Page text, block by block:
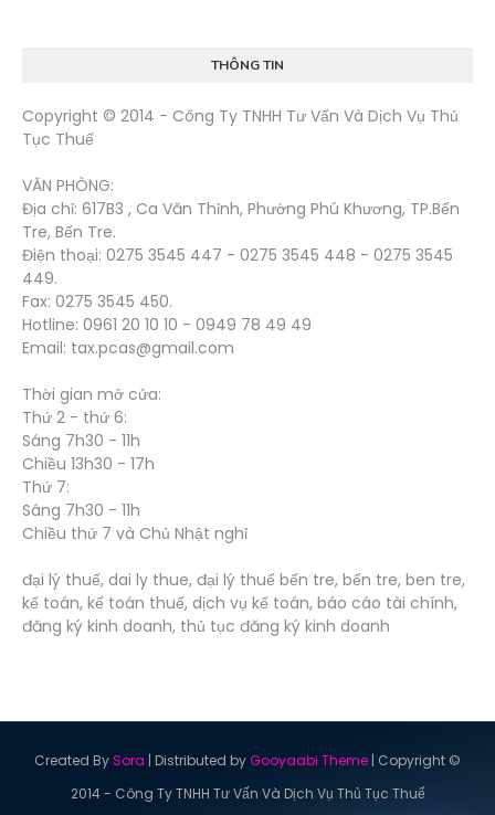
THÔNG TIN
Copyright © 2014 - Công Ty TNHH Tư Vấn Và Dịch Vụ Thủ
Tục Thuế
VĂN PHÒNG:
Địa chỉ: 617B3 , Ca Văn Thỉnh, Phường Phú Khương, TP.Bến
Tre, Bến Tre.
Điện thoại: 0275 3545 447 - 0275 3545 448 - 0275 3545
449.
Fax: 0275 3545 450.
Hotline: 0961 20 10 10 - 0949 78 49 49
Email: tax.pcas@gmail.com
Thời gian mở cửa:
Thứ 2 - thứ 6:
Sáng 7h30 - 11h
Chiều 13h30 - 17h
Thứ 7:
Sáng 7h30 - 11h
Chiều thứ 7 và Chủ Nhật nghỉ
đại lý thuế, dai ly thue, đại lý thuế bến tre, bến tre, ben tre,
kế toán, kế toán thuế, dịch vụ kế toán, báo cáo tài chính,
đăng ký kinh doanh, thủ tục đăng ký kinh doanh
Created BySora | Distributed byGooyaabi Theme | Copyright ©
2014 - Công Ty TNHH Tư Vấn Và Dịch Vụ Thủ Tục Thuế